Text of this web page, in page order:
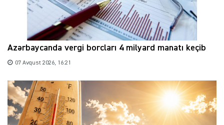
Azərbaycanda vergi borcları 4 milyard manatı keçib
07 Avqust 2026, 16:21